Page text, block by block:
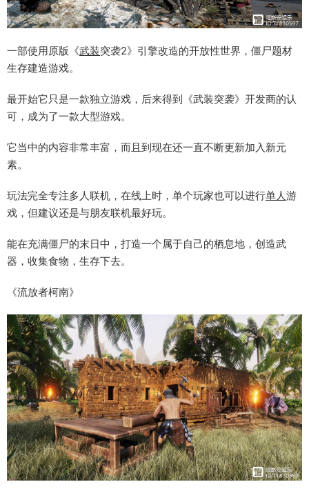
一部使用原版《武装突袭2》引擎改造的开放性世界，僵尸题材
生存建造游戏。
最开始它只是一款独立游戏，后来得到《武装突袭》开发商的认
可，成为了一款大型游戏。
它当中的内容非常丰富，而且到现在还一直不断更新加入新元
素。
玩法完全专注多人联机，在线上时，单个玩家也可以进行单人游
戏，但建议还是与朋友联机最好玩。
能在充满僵尸的末日中，打造一个属于自己的栖息地，创造武
器，收集食物，生存下去。
《流放者柯南》